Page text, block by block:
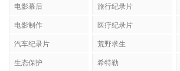
电影幕后
旅行纪录片
电影制作
医疗纪录片
汽车纪录片
荒野求生
生态保护
希特勒